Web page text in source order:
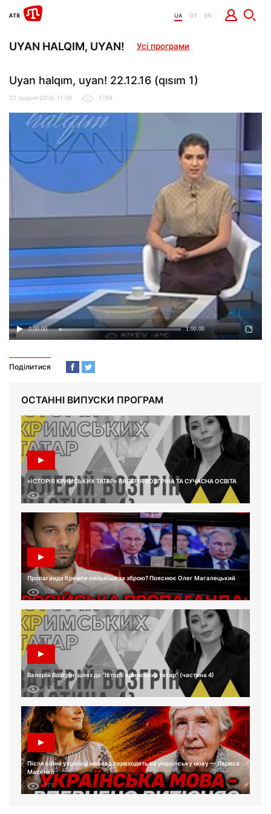
UA QT EN
UYAN HALQIM, UYAN! Усі програми
Uyan halqım, uyan! 22.12.16 (qısım 1)
22 грудня 2016, 11:00 1768
Поділитися
ОСТАННІ ВИПУСКИ ПРОГРАМ
«ІСТОРІЯ КРИМСЬКИХ ТАТАР» ВАЛЕРІЯ ВОЗГРІНА ТА СУЧАСНА ОСВІТА
89
Пропаганда Кремля сильніша за зброю? Пояснює Олег Магалецький
106
Валерій Возгрін: шлях до “Історії кримських татар” (частина 4)
97
Після війни українці масово переходять на українську мову — Лариса
Масенко
171